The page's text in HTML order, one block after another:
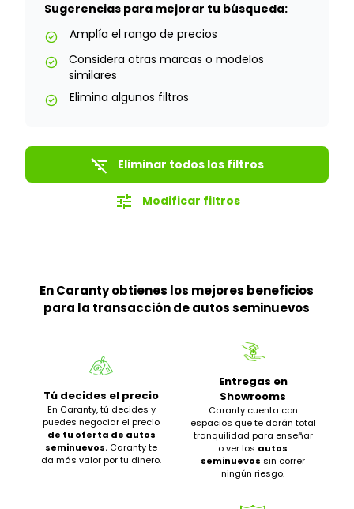
Sugerencias para mejorar tu búsqueda:
check_circle Amplía el rango de precios
check_circle
Considera otras marcas o modelos
similares
check_circle Elimina algunos filtros
filter_list_off Eliminar todos los filtros
tune Modificar filtros
En Caranty obtienes los mejores beneficios
para la transacción de autos seminuevos
Tú decides el precio
En Caranty, tú decides y
puedes negociar el precio
de tu oferta de autos
seminuevos. Caranty te
da más valor por tu dinero.
Entregas en
Showrooms
Caranty cuenta con
espacios que te darán total
tranquilidad para enseñar
o ver los autos
seminuevos sin correr
ningún riesgo.